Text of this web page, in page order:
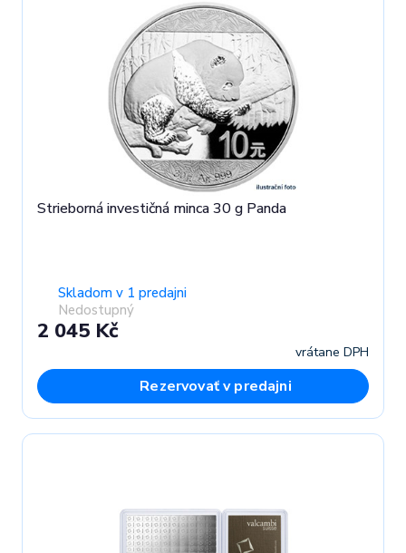
Strieborná investičná minca 30 g Panda
Skladom v 1 predajni
Nedostupný
2 045 Kč
vrátane DPH
Rezervovať v predajni